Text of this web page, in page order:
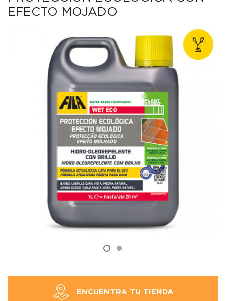
EFECTO MOJADO
ENCUENTRA TU TIENDA